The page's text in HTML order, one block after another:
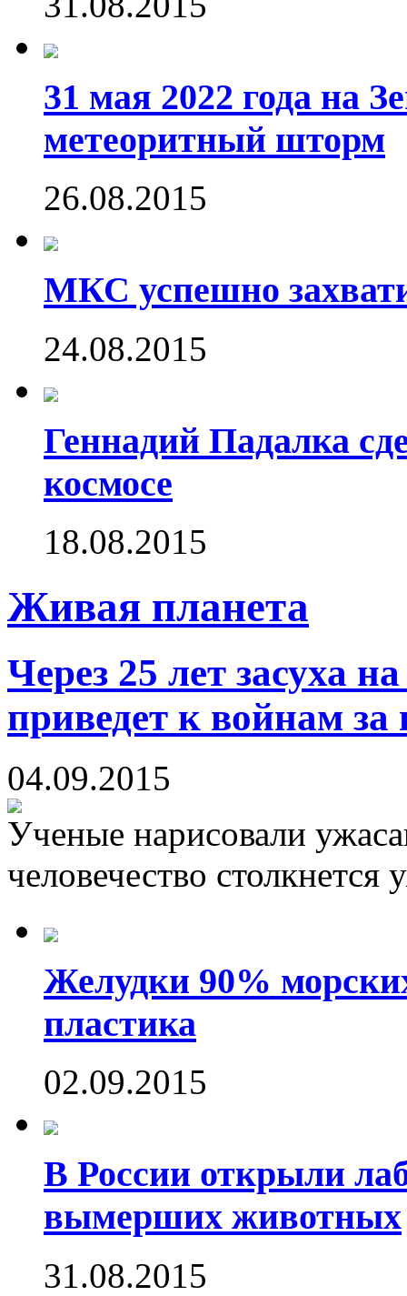
31 мая 2022 года на
метеоритный шторм
26.08.2015
МКС успешно
24.08.2015
Геннадий Падалка
космосе
18.08.2015
Живая планета
Через 25 лет засуха
приведет к войнам за
04.09.2015
Ученые нарисовали
человечество столкнется
Желудки 90%
пластика
02.09.2015
В России открыли
вымерших животных
31.08.2015